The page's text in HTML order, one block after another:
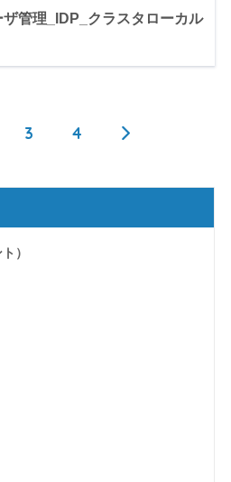
管理_IDP_クラスタローカル
3 4
）